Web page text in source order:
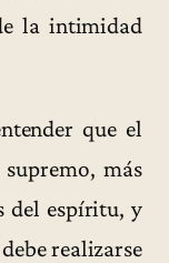
la intimidad
que el
más
del espíritu, y
realizarse